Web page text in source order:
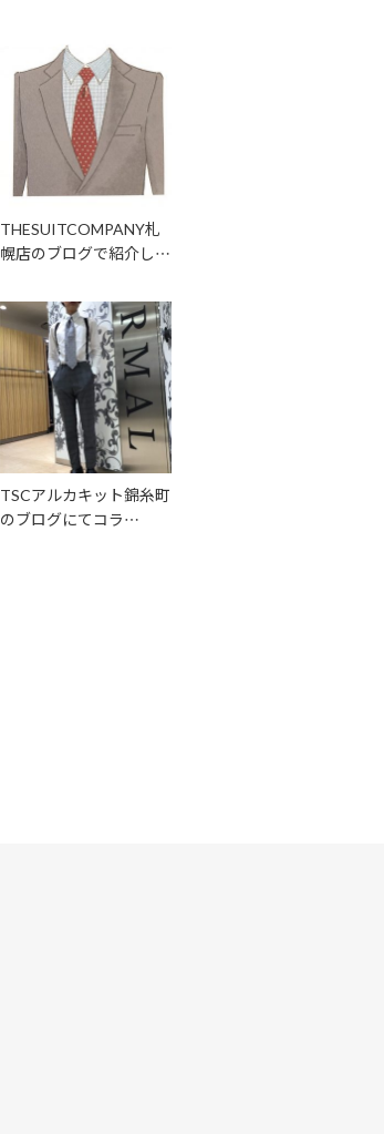
THESUITCOMPANY札
幌店のブログで紹介し…
TSCアルカキット錦糸町
のブログにてコラ…